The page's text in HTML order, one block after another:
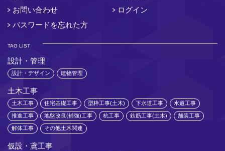
お問い合わせ
ログイン
パスワードを忘れた方
TAG LIST
設計・管理
設計・デザイン 建物管理
土木工事
土木工事 住宅基礎工事 型枠工事(土木) 下水道工事 水道工事
推進工事 地盤改良(補強)工事 杭工事 鉄筋工事(土木) 舗装工事
解体工事 その他土木関連
仮設・鳶工事